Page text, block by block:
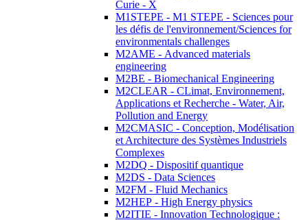
Curie - X
M1STEPE - M1 STEPE - Sciences pour
les défis de l'environnement/Sciences for
environmentals challenges
M2AME - Advanced materials
engineering
M2BE - Biomechanical Engineering
M2CLEAR - CLimat, Environnement,
Applications et Recherche - Water, Air,
Pollution and Energy
M2CMASIC - Conception, Modélisation
et Architecture des Systèmes Industriels
Complexes
M2DQ - Dispositif quantique
M2DS - Data Sciences
M2FM - Fluid Mechanics
M2HEP - High Energy physics
M2ITIE - Innovation Technologique :